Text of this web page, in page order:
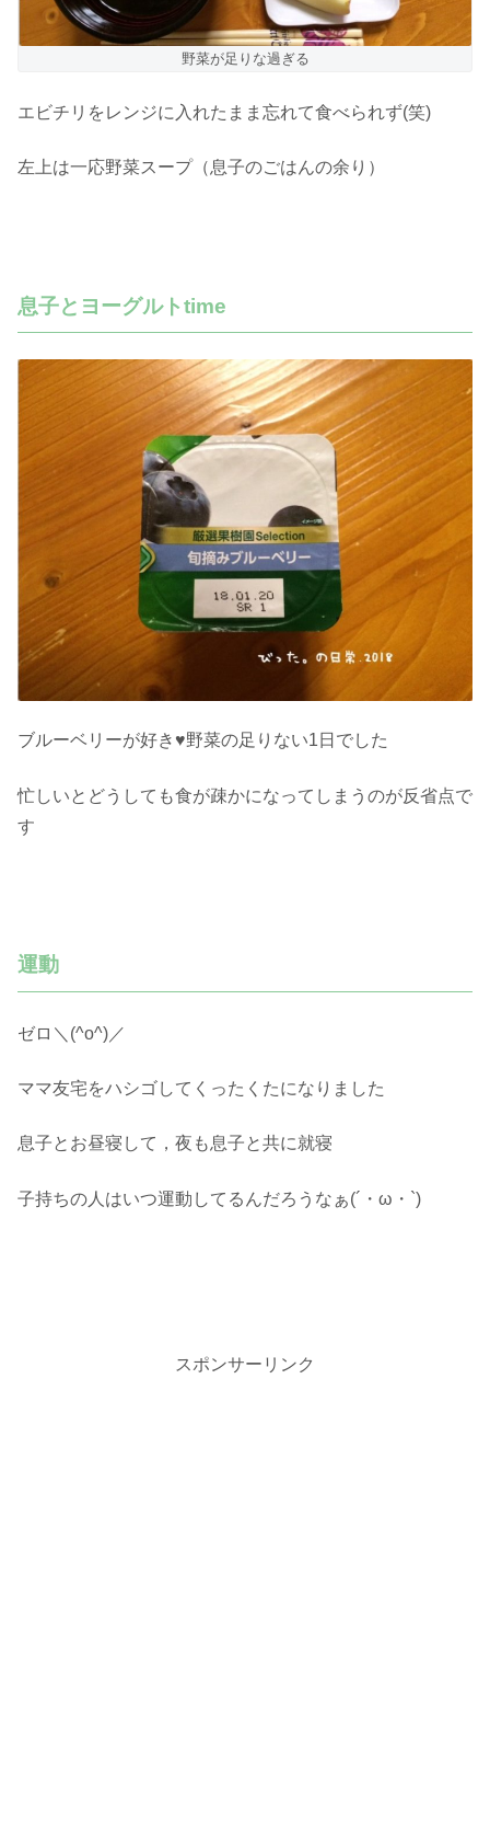
野菜が足りな過ぎる
エビチリをレンジに入れたまま忘れて食べられず(笑)
左上は一応野菜スープ（息子のごはんの余り）
息子とヨーグルトtime
ブルーベリーが好き♥野菜の足りない1日でした
忙しいとどうしても食が疎かになってしまうのが反省点で
す
運動
ゼロ＼(^o^)／
ママ友宅をハシゴしてくったくたになりました
息子とお昼寝して，夜も息子と共に就寝
子持ちの人はいつ運動してるんだろうなぁ(´・ω・`)
スポンサーリンク